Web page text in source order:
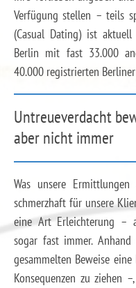
Verfügung stellen – teils
(Casual Dating) ist
Berlin mit fast 33.000
40.000 registrierten
Untreueverdacht
aber nicht immer
Was unsere
schmerzhaft für unsere
eine Art Erleichterung –
sogar fast immer.
gesammelten Beweise
Konsequenzen zu ziehen